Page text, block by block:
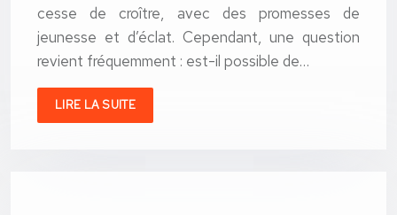
cesse de croître, avec des promesses de
jeunesse et d’éclat. Cependant, une question
revient fréquemment : est-il possible de…
LIRE LA SUITE